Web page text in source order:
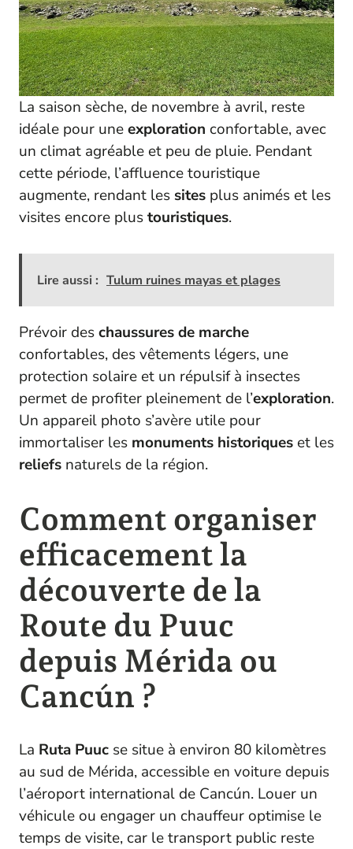
La saison sèche, de novembre à avril, reste
idéale pour uneexploration confortable, avec
un climat agréable et peu de pluie. Pendant
cette période, l’affluence touristique
augmente, rendant les sites plus animés et les
visites encore plustouristiques.
Lire aussi : Tulum ruines mayas et plages
Prévoir deschaussures de marche
confortables, des vêtements légers, une
protection solaire et un répulsif à insectes
permet de profiter pleinement de l’exploration.
Un appareil photo s’avère utile pour
immortaliser les monuments historiques et les
reliefs naturels de la région.
Comment organiser
efficacement la
découverte de la
Route du Puuc
depuis Mérida ou
Cancún ?
La Ruta Puuc se situe à environ 80 kilomètres
au sud de Mérida, accessible en voiture depuis
l’aéroport international de Cancún. Louer un
véhicule ou engager un chauffeur optimise le
temps de visite, car le transport public reste